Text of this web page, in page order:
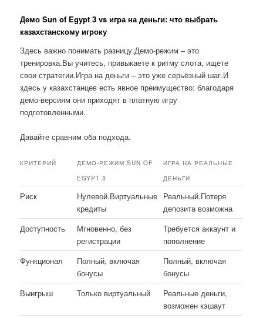
Демо Sun of Egypt 3 vs игра на деньги: что выбрать
казахстанскому игроку
Здесь важно понимать разницу.Демо-режим – это
тренировка.Вы учитесь, привыкаете к ритму слота, ищете
свои стратегии.Игра на деньги – это уже серьёзный шаг.И
здесь у казахстанцев есть явное преимущество: благодаря
демо-версиям они приходят в платную игру
подготовленными.
Давайте сравним оба подхода.
КРИТЕРИЙ
ДЕМО-РЕЖИМ SUN OF
EGYPT 3
ИГРА НА РЕАЛЬНЫЕ
ДЕНЬГИ
Риск
Нулевой.Виртуальные
кредиты
Реальный.Потеря
депозита возможна
Доступность
Мгновенно, без
регистрации
Требуется аккаунт и
пополнение
Функционал
Полный, включая
бонусы
Полный, включая
бонусы
Выигрыш
Только виртуальный
Реальные деньги,
возможен кэшаут